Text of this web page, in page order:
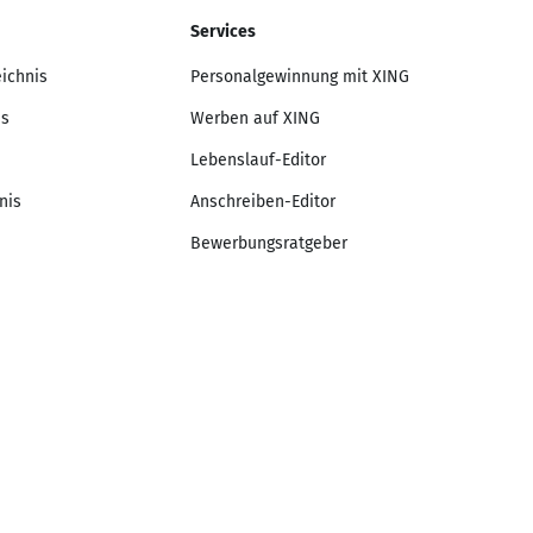
Services
Personalgewinnung mit XING
Werben auf XING
Lebenslauf-Editor
Anschreiben-Editor
Bewerbungsratgeber